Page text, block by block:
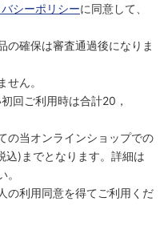
シーポリシーに同意して、
確保は審査通過後になりま
ん。
回ご利用時は合計20，
の当オンラインショップでの
)までとなります。詳細は
の利用同意を得てご利用くだ